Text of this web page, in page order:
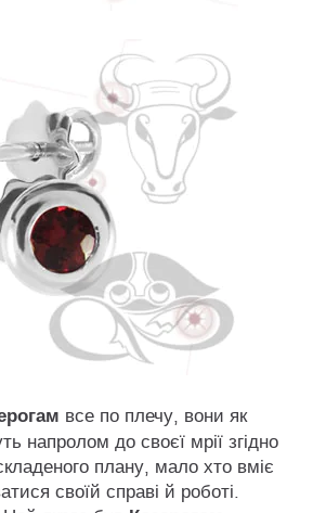
все по плечу, вони як
напролом до своєї мрії згідно
плану, мало хто вміє
своїй справі й роботі.